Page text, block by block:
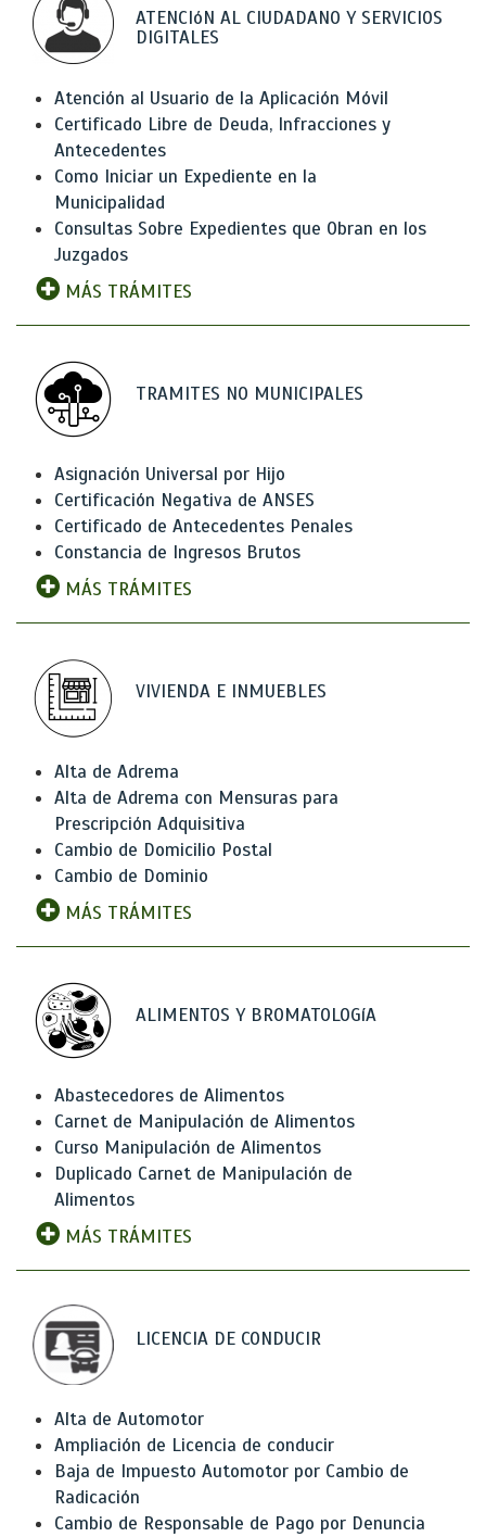
ATENCIóN AL CIUDADANO Y SERVICIOS
DIGITALES
Atención al Usuario de la Aplicación Móvil
Certificado Libre de Deuda, Infracciones y
Antecedentes
Como Iniciar un Expediente en la
Municipalidad
Consultas Sobre Expedientes que Obran en los
Juzgados
MÁS TRÁMITES
TRAMITES NO MUNICIPALES
Asignación Universal por Hijo
Certificación Negativa de ANSES
Certificado de Antecedentes Penales
Constancia de Ingresos Brutos
MÁS TRÁMITES
VIVIENDA E INMUEBLES
Alta de Adrema
Alta de Adrema con Mensuras para
Prescripción Adquisitiva
Cambio de Domicilio Postal
Cambio de Dominio
MÁS TRÁMITES
ALIMENTOS Y BROMATOLOGíA
Abastecedores de Alimentos
Carnet de Manipulación de Alimentos
Curso Manipulación de Alimentos
Duplicado Carnet de Manipulación de
Alimentos
MÁS TRÁMITES
LICENCIA DE CONDUCIR
Alta de Automotor
Ampliación de Licencia de conducir
Baja de Impuesto Automotor por Cambio de
Radicación
Cambio de Responsable de Pago por Denuncia